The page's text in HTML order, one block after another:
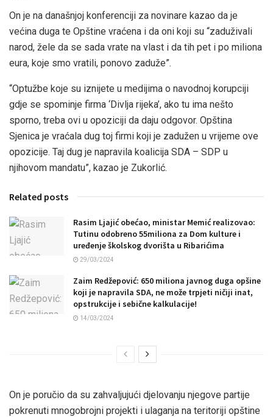
On je na današnjoj konferenciji za novinare kazao da je
većina duga te Opštine vraćena i da oni koji su “zaduživali
narod, žele da se sada vrate na vlast i da tih pet i po miliona
eura, koje smo vratili, ponovo zaduže”.
“Optužbe koje su iznijete u medijima o navodnoj korupciji
gdje se spominje firma ‘Divlja rijeka’, ako tu ima nešto
sporno, treba ovi u opoziciji da daju odgovor. Opština
Sjenica je vraćala dug toj firmi koji je zadužen u vrijeme ove
opozicije. Taj dug je napravila koalicija SDA – SDP u
njihovom mandatu”, kazao je Zukorlić.
Related posts
Rasim Ljajić obećao, ministar Memić realizovao:
Tutinu odobreno 55miliona za Dom kulture i
uređenje školskog dvorišta u Ribarićima
29/03/2024
Zaim Redžepović: 650 miliona javnog duga opšine
koji je napravila SDA, ne može trpjeti ničiji inat,
opstrukcije i sebične kalkulacije!
14/03/2024
On je poručio da su zahvaljujući djelovanju njegove partije
pokrenuti mnogobrojni projekti i ulaganja na teritoriji opštine